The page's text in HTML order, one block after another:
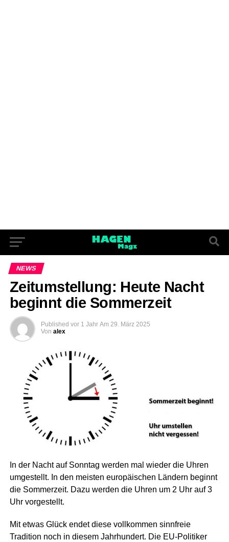
NEWS
Zeitumstellung: Heute Nacht
beginnt die Sommerzeit
Published vor 1 Jahr Am 29. März 2025
Von alex
In der Nacht auf Sonntag werden mal wieder die Uhren
umgestellt. In den meisten europäischen Ländern beginnt
die Sommerzeit. Dazu werden die Uhren um 2 Uhr auf 3
Uhr vorgestellt.
Mit etwas Glück endet diese vollkommen sinnfreie
Tradition noch in diesem Jahrhundert. Die EU-Politiker